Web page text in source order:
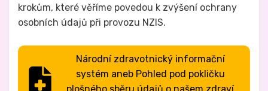
krokům, které věříme povedou k zvýšení ochrany
osobních údajů při provozu NZIS.
Národní zdravotnický informační
systém aneb Pohled pod pokličku